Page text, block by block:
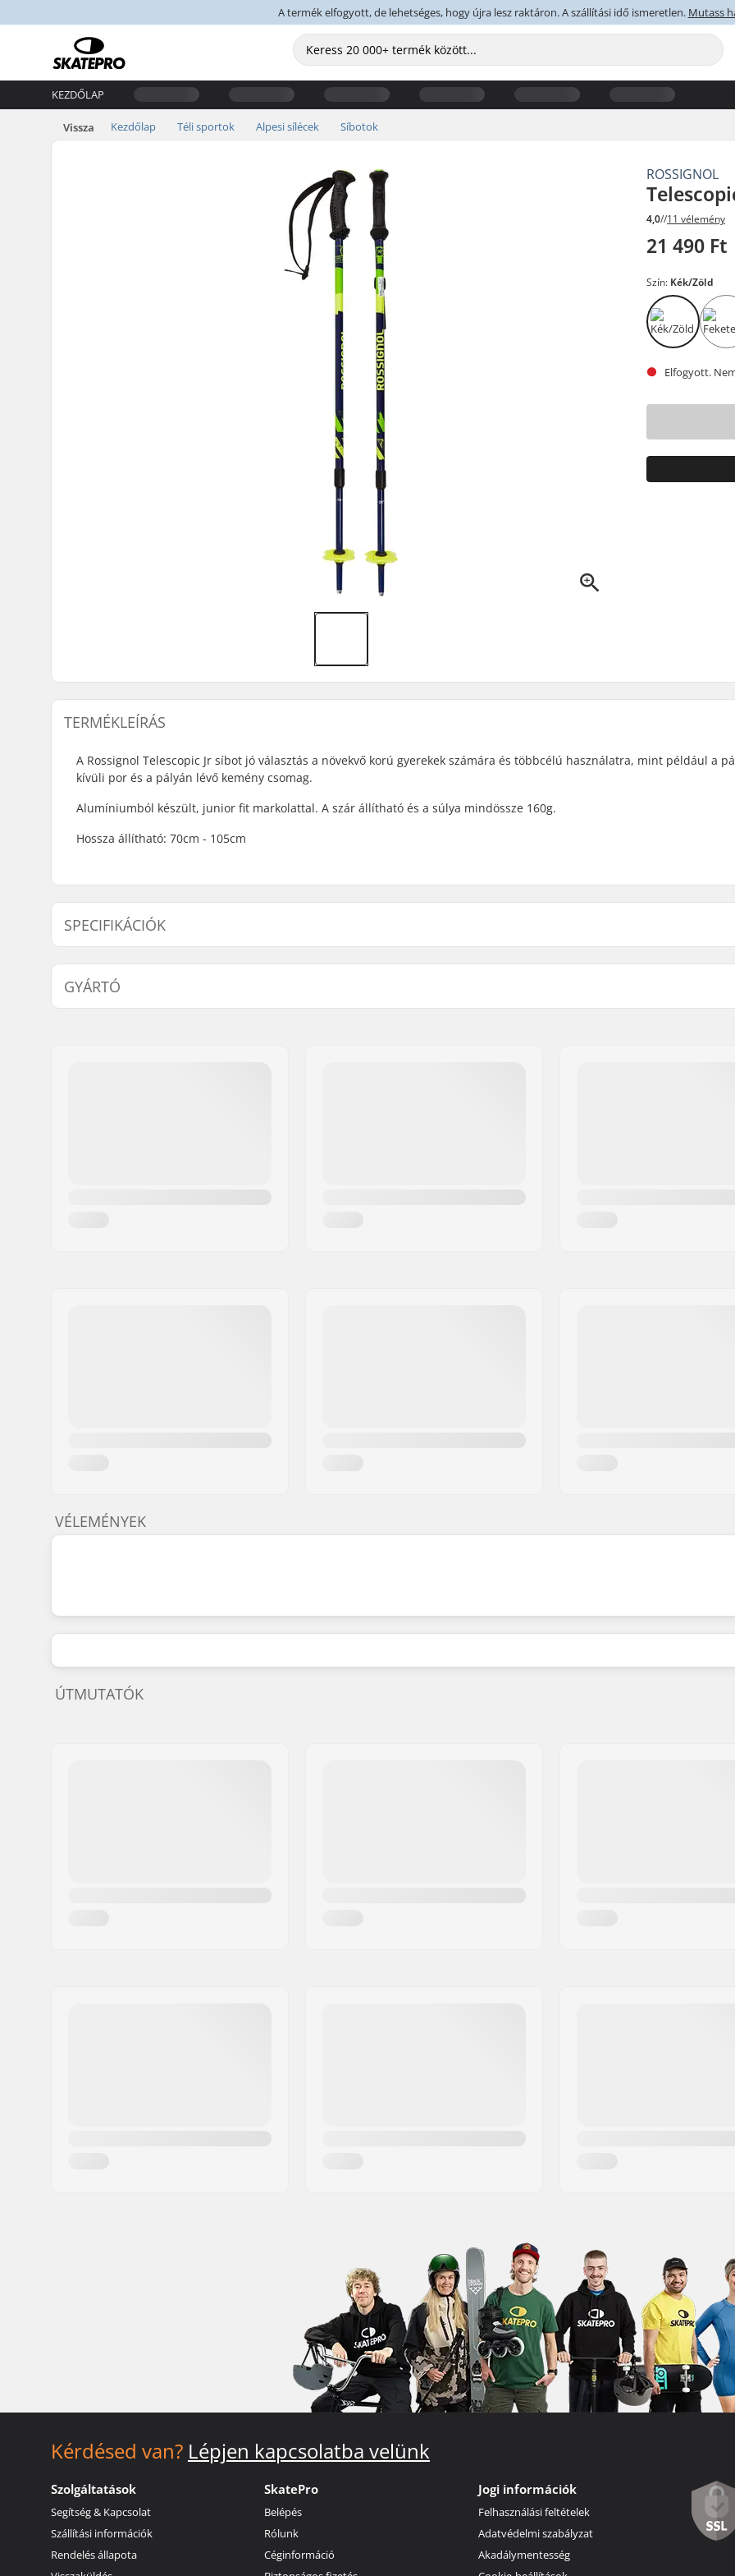
A termék elfogyott, de lehetséges, hogy újra lesz raktáron. A szállítási idő ismeretlen. Mutass
KEZDŐLAP
Vissza Kezdőlap Téli sportok Alpesi sílécek Síbotok
ROSSIGNOL
4,0//11 vélemény
21 490 Ft
Szín: Kék/Zöld
Elfogyott.
TERMÉKLEÍRÁS
A Rossignol Telescopic Jr síbot jó választás a növekvő korú gyerekek számára és többcélú használatra, mint például a
kívüli por és a pályán lévő kemény csomag.
Alumíniumból készült, junior fit markolattal. A szár állítható és a súlya mindössze 160g.
Hossza állítható: 70cm - 105cm
SPECIFIKÁCIÓK
Legjobb felhasználás: All Mountain,Túra
Markolatok:
Síbot vég anyaga:
Steel
Bot Anyaga:
GYÁRTÓ
VÉLEMÉNYEK
ÚTMUTATÓK
Kérdésed van? Lépjen kapcsolatba velünk
Szolgáltatások
Segítség & Kapcsolat
Szállítási információk
Rendelés állapota
SkatePro
Belépés
Rólunk
Céginformáció
Jogi információk
Felhasználási feltételek
Adatvédelmi szabályzat
Akadálymentesség